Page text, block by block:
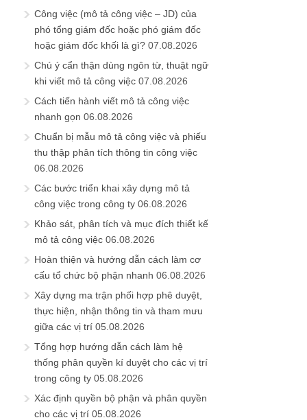
Công việc (mô tả công việc – JD) của
phó tổng giám đốc hoặc phó giám đốc
hoặc giám đốc khối là gì? 07.08.2026
Chú ý cẩn thận dùng ngôn từ, thuật ngữ
khi viết mô tả công việc 07.08.2026
Cách tiến hành viết mô tả công việc
nhanh gọn 06.08.2026
Chuẩn bị mẫu mô tả công việc và phiếu
thu thập phân tích thông tin công việc
06.08.2026
Các bước triển khai xây dựng mô tả
công việc trong công ty 06.08.2026
Khảo sát, phân tích và mục đích thiết kế
mô tả công việc 06.08.2026
Hoàn thiện và hướng dẫn cách làm cơ
cấu tổ chức bộ phận nhanh 06.08.2026
Xây dựng ma trận phối hợp phê duyệt,
thực hiện, nhận thông tin và tham mưu
giữa các vị trí 05.08.2026
Tổng hợp hướng dẫn cách làm hệ
thống phân quyền kí duyệt cho các vị trí
trong công ty 05.08.2026
Xác định quyền bộ phận và phân quyền
cho các vị trí 05.08.2026